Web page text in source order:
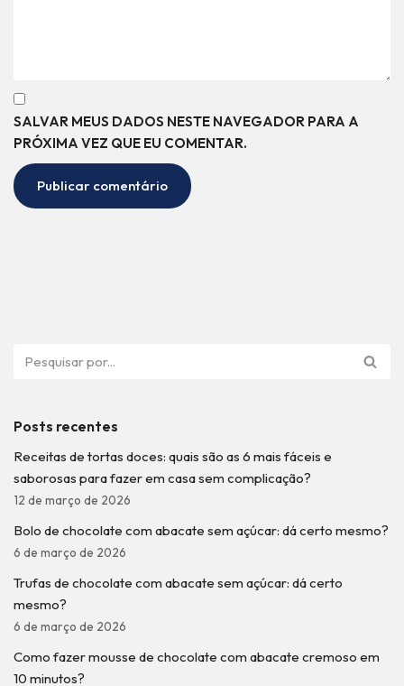
SALVAR MEUS DADOS NESTE NAVEGADOR PARA A
PRÓXIMA VEZ QUE EU COMENTAR.
Posts recentes
Receitas de tortas doces: quais são as 6 mais fáceis e
saborosas para fazer em casa sem complicação?
12 de março de 2026
Bolo de chocolate com abacate sem açúcar: dá certo mesmo?
6 de março de 2026
Trufas de chocolate com abacate sem açúcar: dá certo
mesmo?
6 de março de 2026
Como fazer mousse de chocolate com abacate cremoso em
10 minutos?